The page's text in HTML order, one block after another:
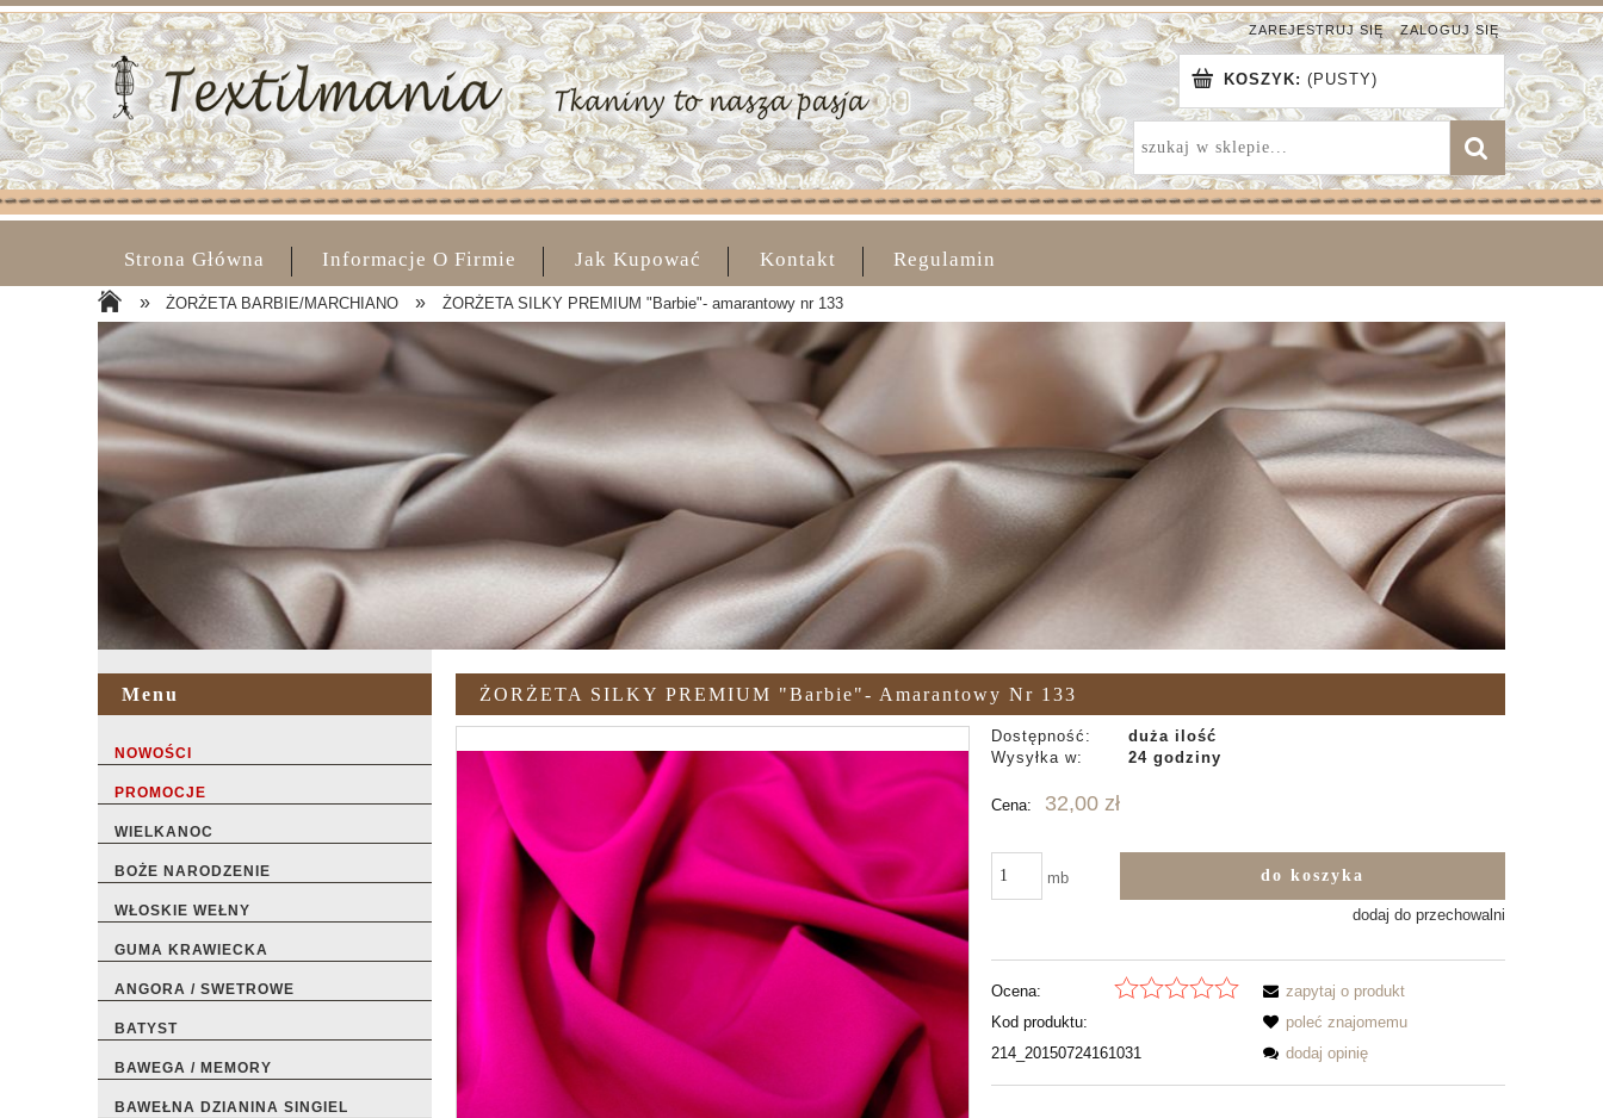
ZAREJESTRUJ SIĘ ZALOGUJ SIĘ
KOSZYK: (PUSTY)
Strona Główna Informacje O Firmie Jak Kupować Kontakt Regulamin
» ŻORŻETA BARBIE/MARCHIANO » ŻORŻETA SILKY PREMIUM "Barbie"- amarantowy nr 133
Menu
NOWOŚCI
PROMOCJE
WIELKANOC
BOŻE NARODZENIE
WŁOSKIE WEŁNY
GUMA KRAWIECKA
ANGORA / SWETROWE
BATYST
BAWEGA / MEMORY
BAWEŁNA DZIANINA SINGIEL
ŻORŻETA SILKY PREMIUM "Barbie"- Amarantowy Nr 133
Dostępność:
duża ilość
Wysyłka w:
24 godziny
Cena: 32,00 zł
mb do koszyka
dodaj do przechowalni
Ocena:
Kod produktu:
214_20150724161031
zapytaj o produkt
poleć znajomemu
dodaj opinię